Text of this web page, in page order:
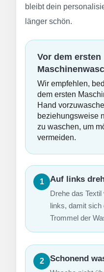
FOTOTASSEN UND
GROSSBESTELLUNG
bleibt dein
länger schön.
Vor dem ersten
Wir empfehlen,
dem ersten
Hand
beziehungsweise
zu waschen, um
vermeiden.
1 Auf links
Drehe das
links, damit sich
Trommel der
2 Schonend